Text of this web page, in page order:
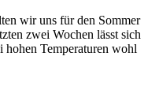
wir uns für den Sommer
zwei Wochen lässt sich
hohen Temperaturen wohl